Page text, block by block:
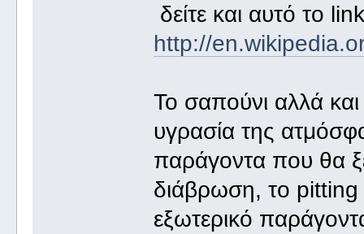
δείτε και αυτό το
http://
Το σαπούνι αλλά
υγρασία της
παράγοντα που θα
διάβρωση, το
εξωτερικό